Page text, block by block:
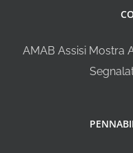
AMAB Assisi Mostra